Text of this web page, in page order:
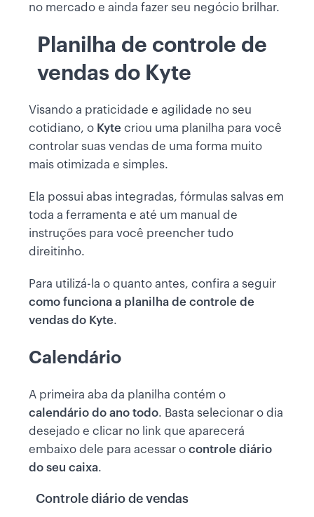
no mercado e ainda fazer seu negócio brilhar.
Planilha de controle de
vendas do Kyte
Visando a praticidade e agilidade no seu
cotidiano, o Kyte criou uma planilha para você
controlar suas vendas de uma forma muito
mais otimizada e simples.
Ela possui abas integradas, fórmulas salvas em
toda a ferramenta e até um manual de
instruções para você preencher tudo
direitinho.
Para utilizá-la o quanto antes, confira a seguir
como funciona a planilha de controle de
vendas do Kyte.
Calendário
A primeira aba da planilha contém o
calendário do ano todo. Basta selecionar o dia
desejado e clicar no link que aparecerá
embaixo dele para acessar o controle diário
do seu caixa.
Controle diário de vendas